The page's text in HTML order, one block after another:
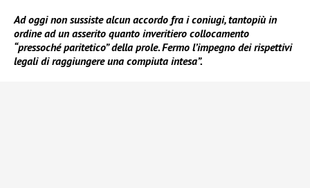
Ad oggi non sussiste alcun accordo fra i coniugi, tantopiù in
ordine ad un asserito quanto inveritiero collocamento
“pressoché paritetico” della prole. Fermo l’impegno dei rispettivi
legali di raggiungere una compiuta intesa”.